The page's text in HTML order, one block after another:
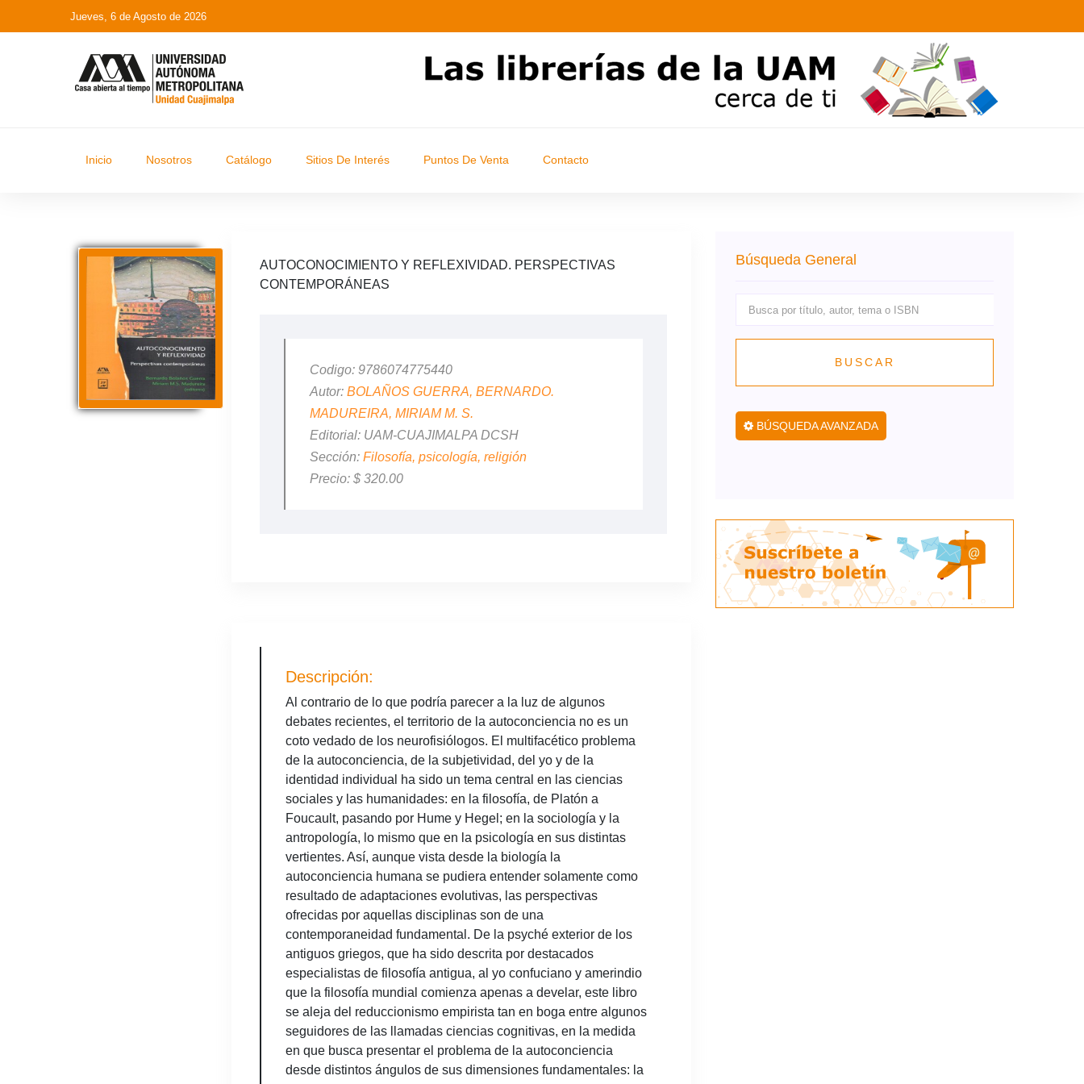
Jueves, 6 de Agosto de 2026
Inicio Nosotros Catálogo Sitios De Interés Puntos De Venta Contacto
AUTOCONOCIMIENTO Y REFLEXIVIDAD. PERSPECTIVAS
CONTEMPORÁNEAS
Codigo: 9786074775440
Autor: BOLAÑOS GUERRA, BERNARDO.
MADUREIRA, MIRIAM M. S.
Editorial: UAM-CUAJIMALPA DCSH
Sección: Filosofía, psicología, religión
Precio: $ 320.00
Descripción:
Al contrario de lo que podría parecer a la luz de algunos
debates recientes, el territorio de la autoconciencia no es un
coto vedado de los neurofisiólogos. El multifacético problema
de la autoconciencia, de la subjetividad, del yo y de la
identidad individual ha sido un tema central en las ciencias
sociales y las humanidades: en la filosofía, de Platón a
Foucault, pasando por Hume y Hegel; en la sociología y la
antropología, lo mismo que en la psicología en sus distintas
vertientes. Así, aunque vista desde la biología la
autoconciencia humana se pudiera entender solamente como
resultado de adaptaciones evolutivas, las perspectivas
ofrecidas por aquellas disciplinas son de una
contemporaneidad fundamental. De la psyché exterior de los
antiguos griegos, que ha sido descrita por destacados
especialistas de filosofía antigua, al yo confuciano y amerindio
que la filosofía mundial comienza apenas a develar, este libro
se aleja del reduccionismo empirista tan en boga entre algunos
seguidores de las llamadas ciencias cognitivas, en la medida
en que busca presentar el problema de la autoconciencia
desde distintos ángulos de sus dimensiones fundamentales: la
Búsqueda General
BUSCAR
BÚSQUEDA AVANZADA